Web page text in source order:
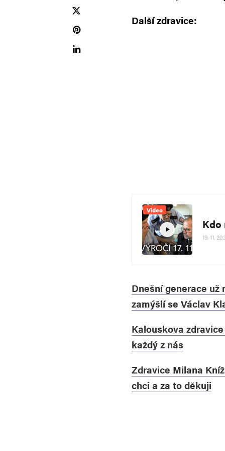
Další zdravice:
Video
Kdo
19. 11.
Dnešní generace
zamýšlí se Václav
Kalouskova
každý z nás
Zdravice Milana
chci a za to děkuji